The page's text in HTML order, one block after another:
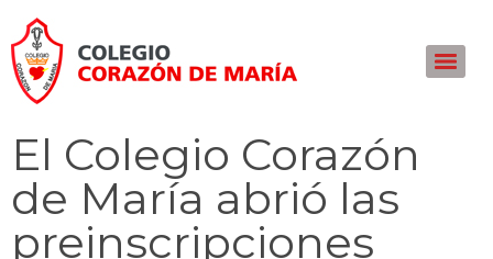
El Colegio Corazón
de María abrió las
preinscripciones